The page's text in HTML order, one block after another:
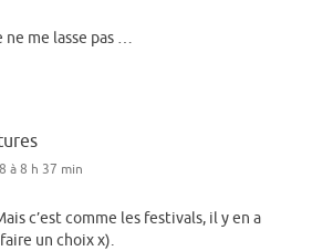
me lasse pas …
à 8 h 37 min
c’est comme les festivals, il y en a
un choix x).